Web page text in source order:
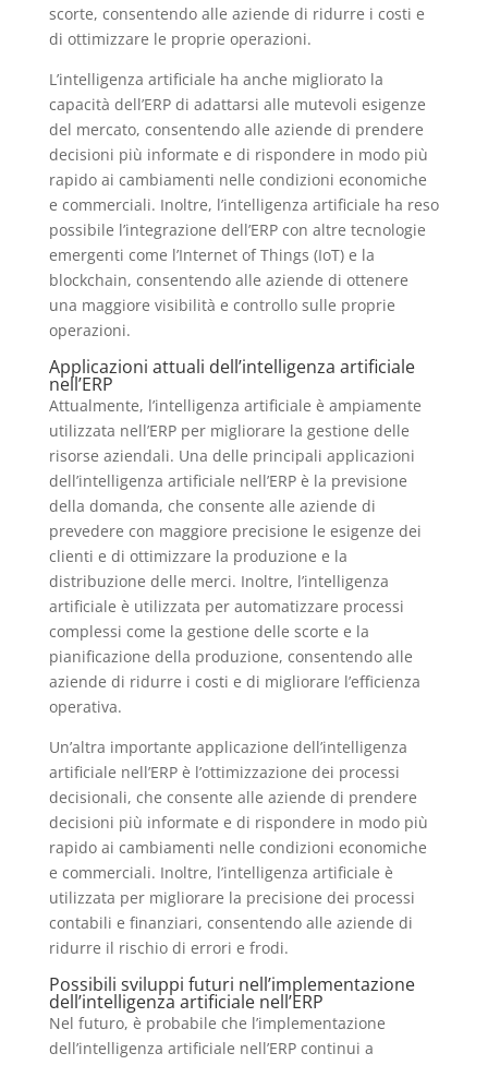
scorte, consentendo alle aziende di ridurre i costi e
di ottimizzare le proprie operazioni.
L’intelligenza artificiale ha anche migliorato la
capacità dell’ERP di adattarsi alle mutevoli esigenze
del mercato, consentendo alle aziende di prendere
decisioni più informate e di rispondere in modo più
rapido ai cambiamenti nelle condizioni economiche
e commerciali. Inoltre, l’intelligenza artificiale ha reso
possibile l’integrazione dell’ERP con altre tecnologie
emergenti come l’Internet of Things (IoT) e la
blockchain, consentendo alle aziende di ottenere
una maggiore visibilità e controllo sulle proprie
operazioni.
Applicazioni attuali dell’intelligenza artificiale
nell’ERP
Attualmente, l’intelligenza artificiale è ampiamente
utilizzata nell’ERP per migliorare la gestione delle
risorse aziendali. Una delle principali applicazioni
dell’intelligenza artificiale nell’ERP è la previsione
della domanda, che consente alle aziende di
prevedere con maggiore precisione le esigenze dei
clienti e di ottimizzare la produzione e la
distribuzione delle merci. Inoltre, l’intelligenza
artificiale è utilizzata per automatizzare processi
complessi come la gestione delle scorte e la
pianificazione della produzione, consentendo alle
aziende di ridurre i costi e di migliorare l’efficienza
operativa.
Un’altra importante applicazione dell’intelligenza
artificiale nell’ERP è l’ottimizzazione dei processi
decisionali, che consente alle aziende di prendere
decisioni più informate e di rispondere in modo più
rapido ai cambiamenti nelle condizioni economiche
e commerciali. Inoltre, l’intelligenza artificiale è
utilizzata per migliorare la precisione dei processi
contabili e finanziari, consentendo alle aziende di
ridurre il rischio di errori e frodi.
Possibili sviluppi futuri nell’implementazione
dell’intelligenza artificiale nell’ERP
Nel futuro, è probabile che l’implementazione
dell’intelligenza artificiale nell’ERP continui a